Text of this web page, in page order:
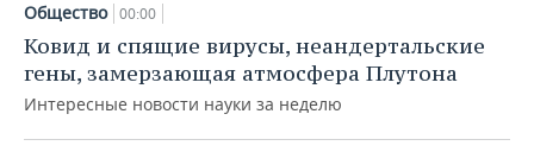
Общество 00:00
Ковид и спящие вирусы, неандертальские
гены, замерзающая атмосфера Плутона
Интересные новости науки за неделю